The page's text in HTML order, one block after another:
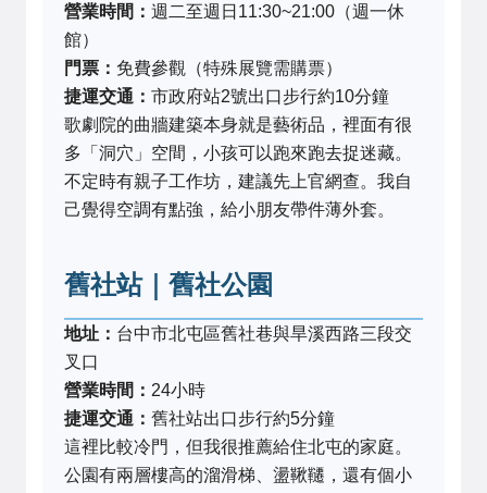
營業時間： 週二至週日11:30~21:00（週一休
館）
門票： 免費參觀（特殊展覽需購票）
捷運交通： 市政府站2號出口步行約10分鐘
歌劇院的曲牆建築本身就是藝術品，裡面有很
多「洞穴」空間，小孩可以跑來跑去捉迷藏。
不定時有親子工作坊，建議先上官網查。我自
己覺得空調有點強，給小朋友帶件薄外套。
舊社站｜舊社公園
地址： 台中市北屯區舊社巷與旱溪西路三段交
叉口
營業時間： 24小時
捷運交通： 舊社站出口步行約5分鐘
這裡比較冷門，但我很推薦給住北屯的家庭。
公園有兩層樓高的溜滑梯、盪鞦韆，還有個小